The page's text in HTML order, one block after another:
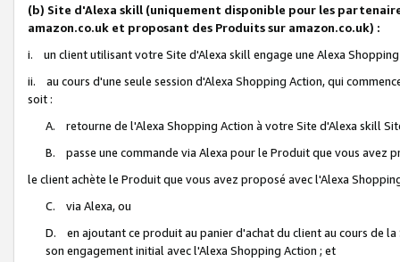
(b) Site d'Alexa skill (uniquement disponible pour les
amazon.co.uk et proposant des Produits sur amazon.co.uk) :
i. un client utilisant votre Site d'Alexa skill engage une Alexa
ii. au cours d'une seule session d'Alexa Shopping Action, qui
soit :
A. retourne de l'Alexa Shopping Action à votre Site d'Alexa skill
B. passe une commande via Alexa pour le Produit que vous avez
le client achète le Produit que vous avez proposé avec l'Alexa
C. via Alexa, ou
D. en ajoutant ce produit au panier d'achat du client au cours de
son engagement initial avec l'Alexa Shopping Action ; et